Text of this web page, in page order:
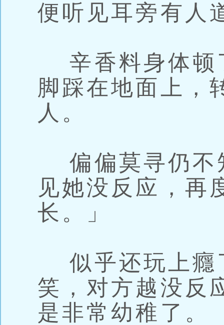
便听见耳旁有人
辛香料身体顿
脚踩在地面上，
人。
偏偏莫寻仍不
见她没反应，再
长。」
似乎还玩上癮
笑，对方越没反
是非常幼稚了。